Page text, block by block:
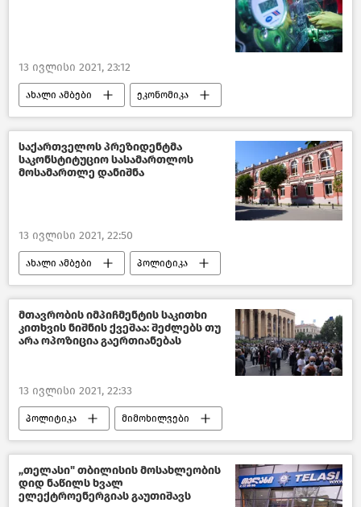
13 ივლისი 2021, 23:12
ახალი ამბები ეკონომიკა
საქართველო
საქართველოს პრეზიდენტმა
საკონსტიტუციო სასამართლოს
მოსამართლე დანიშნა
13 ივლისი 2021, 22:50
ახალი ამბები პოლიტიკა
საქართველო
მთავრობის იმპიჩმენტის საკითხი
კითხვის ნიშნის ქვეშაა: შეძლებს თუ
არა ოპოზიცია გაერთიანებას
13 ივლისი 2021, 22:33
პოლიტიკა მიმოხილვები
ანალიტიკა საქართველო
„თელასი" თბილისის მოსახლეობის
დიდ ნაწილს ხვალ
ელექტროენერგიას გაუთიშავს